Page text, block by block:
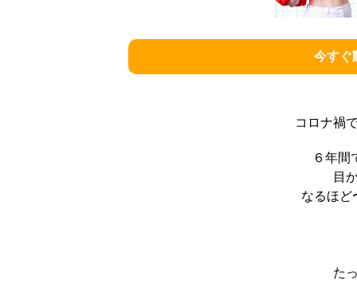
今すぐ
コロナ禍
６年間
目
なるほど
た